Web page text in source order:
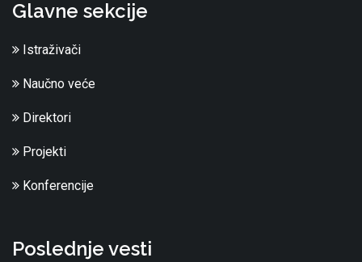
Glavne sekcije
Istraživači
Naučno veće
Direktori
Projekti
Konferencije
Poslednje vesti